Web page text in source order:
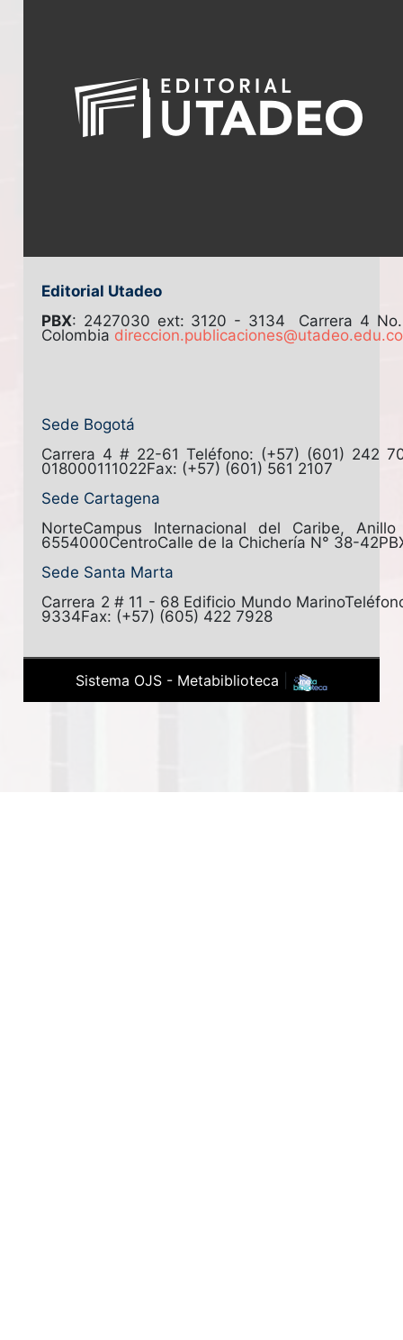
Editorial Utadeo
PBX: 2427030 ext: 3120 - 3134 Carrera 4
Colombia direccion.publicaciones@utadeo.edu.co
Sede Bogotá
Carrera 4 # 22-61Teléfono: (+57) (601) 242
018000111022Fax: (+57) (601) 561 2107
Sede Cartagena
NorteCampus Internacional del Caribe,
6554000CentroCalle de la Chichería N° 38-42
Sede Santa Marta
Carrera 2 # 11 - 68 Edificio Mundo Marino
9334Fax: (+57) (605) 422 7928
Sistema OJS - Metabiblioteca